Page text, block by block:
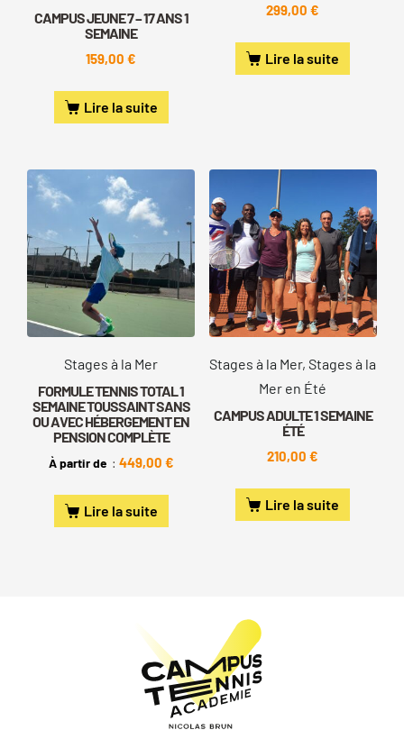
CAMPUS JEUNE 7 – 17 ANS 1
SEMAINE
159,00€
Lire la suite
299,00€
Lire la suite
Stages à la Mer
FORMULE TENNIS TOTAL 1
SEMAINE TOUSSAINT SANS
OU AVEC HÉBERGEMENT EN
PENSION COMPLÈTE
À partir de : 449,00 €
Lire la suite
Stages à la Mer, Stages à la
Mer en Été
CAMPUS ADULTE 1 SEMAINE
ÉTÉ
210,00€
Lire la suite